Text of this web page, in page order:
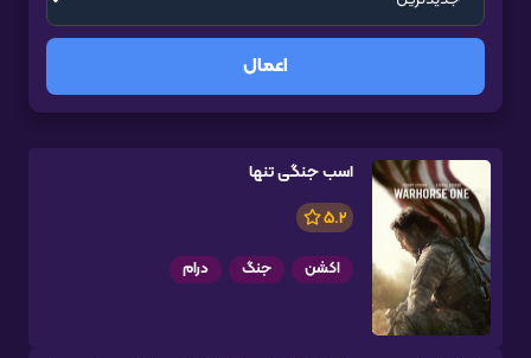
اعمال
اسب جنگی تنها
5.2
اکشن جنگ درام